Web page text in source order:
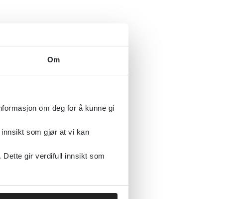
Om
om deg for å kunne gi
som gjør at vi kan
gir verdifull innsikt som
og